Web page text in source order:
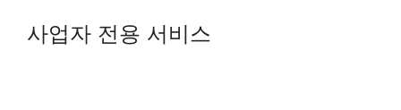
사업자 전용 서비스